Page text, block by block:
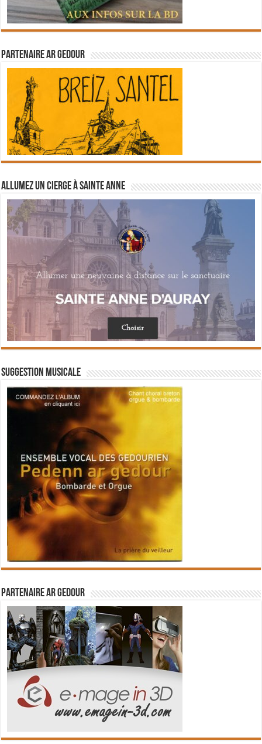
Partenaire Ar Gedour
Allumez un cierge à Sainte Anne
Suggestion musicale
Partenaire Ar Gedour